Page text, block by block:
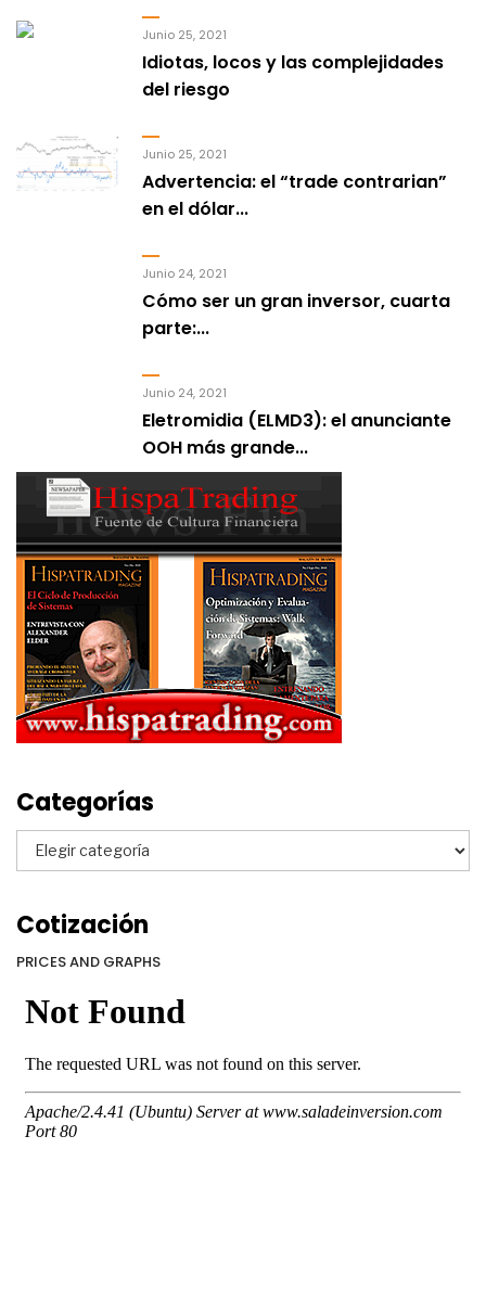
Junio 25, 2021
Idiotas, locos y las complejidades
del riesgo
Junio 25, 2021
Advertencia: el “trade contrarian”
en el dólar...
Junio 24, 2021
Cómo ser un gran inversor, cuarta
parte:...
Junio 24, 2021
Eletromidia (ELMD3): el anunciante
OOH más grande...
Categorías
Categorías
Cotización
PRICES AND GRAPHS